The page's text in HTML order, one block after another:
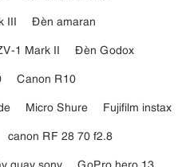
III
Đèn amaran
1 Mark II
Đèn Godox
Canon R10
Micro Shure
Fujifilm instax
canon RF 28 70 f2.8
quay sony
GoPro hero 13